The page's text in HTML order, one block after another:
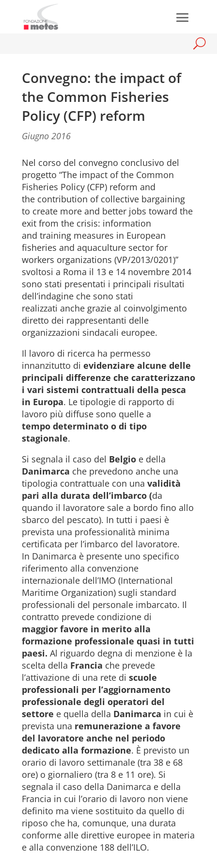
Convegno: the impact of
the Common Fisheries
Policy (CFP) reform
Giugno 2016
Nel corso del convegno conclusivo del
progetto “The impact of the Common
Fisheries Policy (CFP) reform and
the contribution of collective bargaining
to create more and better jobs toward the
exit from the crisis: information
and training measures in European
fisheries and aquaculture sector for
workers organizations (VP/2013/0201)”
svoltosi a Roma il 13 e 14 novembre 2014
sono stati presentati i principali risultati
dell’indagine che sono stati
realizzati anche grazie al coinvolgimento
diretto dei rappresentanti delle
organizzazioni sindacali europee.
Il lavoro di ricerca ha permesso
innanzitutto di evidenziare alcune delle
principali differenze che caratterizzano
i vari sistemi contrattuali della pesca
in Europa. Le tipologie di rapporto di
lavoro più diffuse sono quelle a
tempo determinato o di tipo
stagionale.
Si segnala il caso del Belgioe della
Danimarca che prevedono anche una
tipologia contrattuale con una validità
pari alla durata dell’imbarco (da
quando il lavoratore sale a bordo fino allo
sbarco del pescato). In tutti i paesi è
prevista una professionalità minima
certificata per l’imbarco del lavoratore.
In Danimarca è presente uno specifico
riferimento alla convenzione
internazionale dell’IMO (International
Maritime Organization) sugli standard
professionali del personale imbarcato. Il
contratto prevede condizione di
maggior favore in merito alla
formazione professionale quasi in tutti
paesi. Al riguardo degna di menzione è la
scelta della Francia che prevede
l’attivazione di una rete di scuole
professionali per l’aggiornamento
professionale degli operatori del
settore e quella della Danimarca in cui è
prevista una remunerazione a favore
del lavoratore anche nel periodo
dedicato alla formazione. È previsto un
orario di lavoro settimanale (tra 38 e 68
ore) o giornaliero (tra 8 e 11 ore). Si
segnala il caso della Danimarca e della
Francia in cui l’orario di lavoro non viene
definito ma viene sostituito da quello di
riposo che ha, comunque, una durata
conforme alle direttive europee in materia
e alla convenzione 188 dell’ILO.